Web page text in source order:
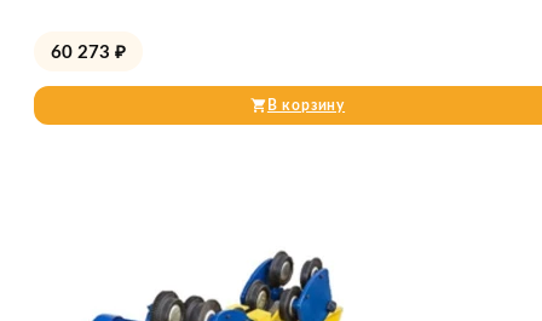
60 273 ₽
В корзину